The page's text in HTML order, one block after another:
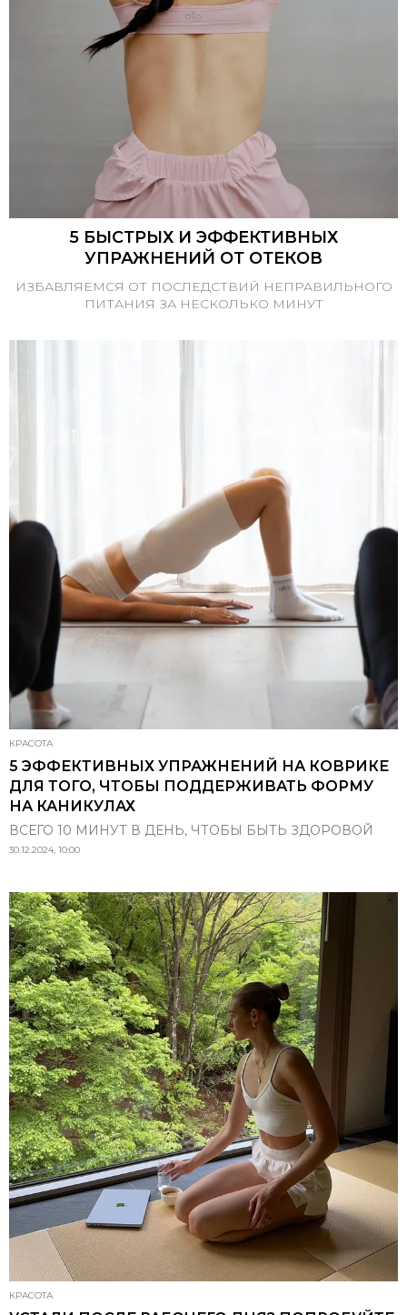
5 БЫСТРЫХ И ЭФФЕКТИВНЫХ
УПРАЖНЕНИЙ ОТ ОТЕКОВ
ИЗБАВЛЯЕМСЯ ОТ ПОСЛЕДСТВИЙ НЕПРАВИЛЬНОГО
ПИТАНИЯ ЗА НЕСКОЛЬКО МИНУТ
КРАСОТА
5 ЭФФЕКТИВНЫХ УПРАЖНЕНИЙ НА КОВРИКЕ
ДЛЯ ТОГО, ЧТОБЫ ПОДДЕРЖИВАТЬ ФОРМУ
НА КАНИКУЛАХ
ВСЕГО 10 МИНУТ В ДЕНЬ, ЧТОБЫ БЫТЬ ЗДОРОВОЙ
30.12.2024, 10:00
КРАСОТА